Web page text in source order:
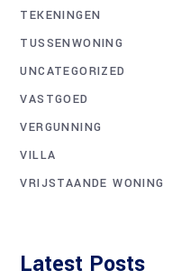
TEKENINGEN
TUSSENWONING
UNCATEGORIZED
VASTGOED
VERGUNNING
VILLA
VRIJSTAANDE WONING
Latest Posts